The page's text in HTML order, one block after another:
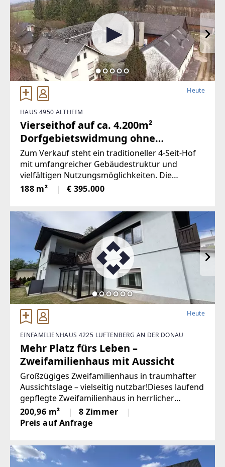
Heute
HAUS 4950 ALTHEIM
Vierseithof auf ca. 4.200m²
Dorfgebietswidmung ohne
Nutzgrund
Zum Verkauf steht ein traditioneller 4-Seit-Hof
mit umfangreicher Gebäudestruktur und
vielfältigen Nutzungsmöglichkeiten. Die
Liegenschaft bietet viel Raum für individuelle
Gestaltung und eignet sich ideal für Liebhaber
188 m² € 395.000
Heute
EINFAMILIENHAUS 4225 LUFTENBERG AN DER DONAU
Mehr Platz fürs Leben –
Zweifamilienhaus mit Aussicht
Großzügiges Zweifamilienhaus in traumhafter
Aussichtslage – vielseitig nutzbar!Dieses laufend
gepflegte Zweifamilienhaus in herrlicher
Aussichtslage bietet viel Platz für zwei Familien,
Generationenwohnen oder eine Familie mit
erhöhtem Raumbedarf.Das
200,96 m²
8 Zimmer
Preis auf Anfrage